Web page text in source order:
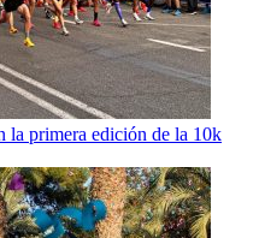
primera edición de la 10k